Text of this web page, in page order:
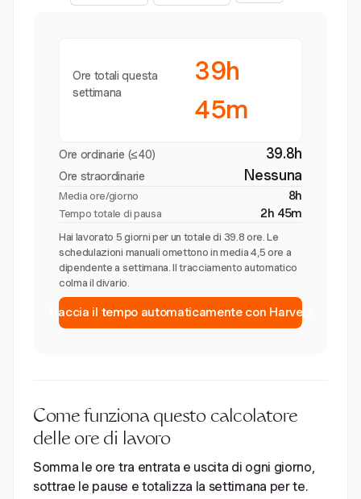
Ore totali questa
settimana
39h
45m
Ore ordinarie (≤40) 39.8h
Ore straordinarie Nessuna
Media ore/giorno 8h
Tempo totale di pausa 2h 45m
Hai lavorato 5 giorni per un totale di 39.8 ore. Le
schedulazioni manuali omettono in media 4,5 ore a
dipendente a settimana. Il tracciamento automatico
colma il divario.
Traccia il tempo automaticamente con Harvest
Come funziona questo calcolatore
delle ore di lavoro
Somma le ore tra entrata e uscita di ogni giorno,
sottrae le pause e totalizza la settimana per te.